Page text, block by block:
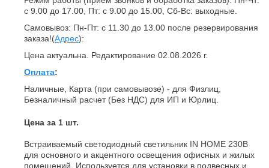
с 9.00 до 17.00, Пт: с 9.00 до 15.00, Сб-Вс: выходные.
Самовывоз: Пн-Пт: с 11.30 до 13.00 после резервирования
заказа!(Адрес):
Цена актуальна. Редактирование 02.08.2026 г.
Оплата:
Наличные, Карта (при самовывозе) - для Физлиц,
Безналичный расчет (Без НДС) для ИП и Юрлиц.
Цена за 1 шт.
Встраиваемый светодиодный светильник IN HOME 230В
для основного и акцентного освещения офисных и жилых
помещений. Используется для установки в подвесных и